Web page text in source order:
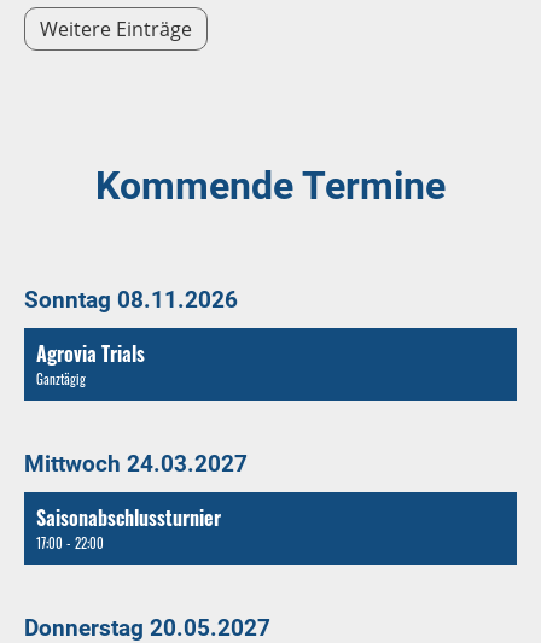
Weitere Einträge
Kommende Termine
Sonntag 08.11.2026
Agrovia Trials
Ganztägig
Mittwoch 24.03.2027
Saisonabschlussturnier
17:00 - 22:00
Donnerstag 20.05.2027